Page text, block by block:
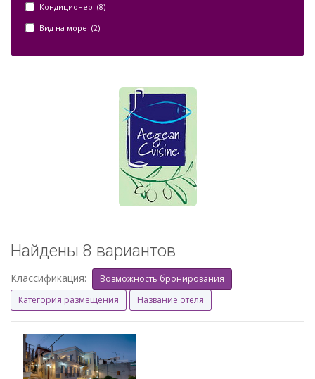
Кондиционер (8)
Вид на море (2)
Найдены 8 вариантов
Классификация:
Возможность бронирования
Категория размещения
Название отеля